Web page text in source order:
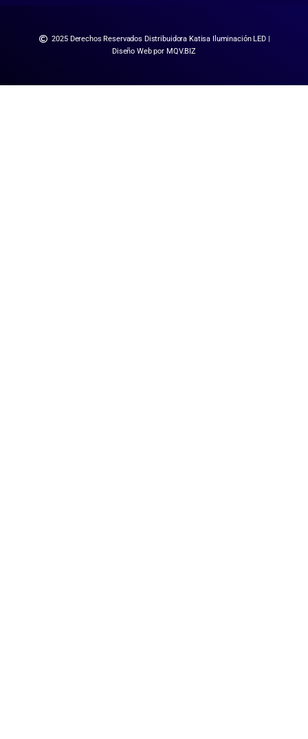
2025 Derechos Reservados Distribuidora Katisa Iluminación LED |
Diseño Web por MQV.BIZ